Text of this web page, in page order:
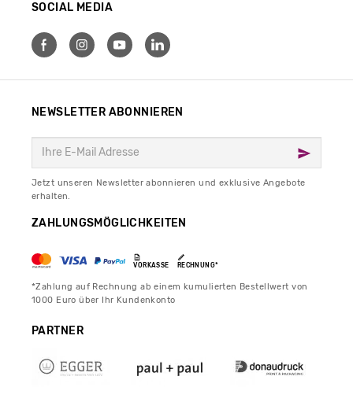
SOCIAL MEDIA
NEWSLETTER ABONNIEREN
Jetzt unseren Newsletter abonnieren und exklusive Angebote
erhalten.
ZAHLUNGSMÖGLICHKEITEN
VORKASSE RECHNUNG*
*Zahlung auf Rechnung ab einem kumulierten Bestellwert von
1000 Euro über Ihr Kundenkonto
PARTNER